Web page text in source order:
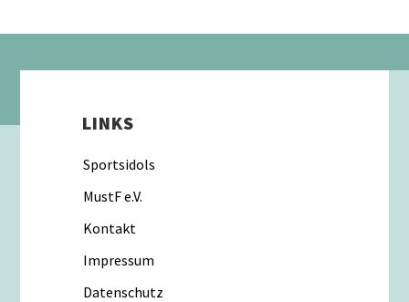
LINKS
Sportsidols
MustF e.V.
Kontakt
Impressum
Datenschutz